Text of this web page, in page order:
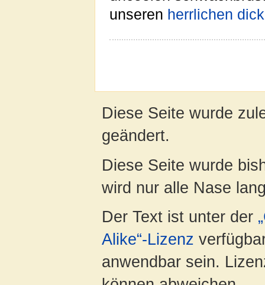
unseren herrlichen
Diese Seite wurde
geändert.
Diese Seite wurde
wird nur alle Nase
Der Text ist unter der
Alike“-Lizenz
anwendbar sein.